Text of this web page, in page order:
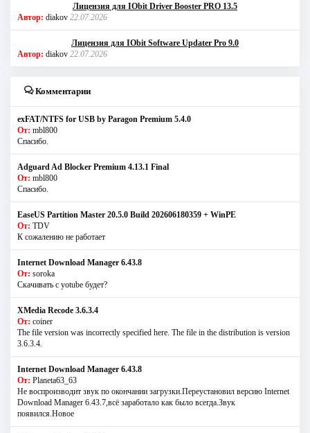
Лицензия для IObit Driver Booster PRO 13.5
Автор: diakov 22.07.2026
Лицензия для IObit Software Updater Pro 9.0
Автор: diakov 22.07.2026
Комментарии
exFAT/NTFS for USB by Paragon Premium 5.4.0
От: mbl800
Спасибо.
Adguard Ad Blocker Premium 4.13.1 Final
От: mbl800
Спасибо.
EaseUS Partition Master 20.5.0 Build 202606180359 + WinPE
От: TDV
К сожалению не работает
Internet Download Manager 6.43.8
От: soroka
Скачивать с yotube будет?
XMedia Recode 3.6.3.4
От: coiner
The file version was incorrectly specified here. The file in the distribution is version
3.6.3.4.
Internet Download Manager 6.43.8
От: Planeta63_63
Не воспроизводит звук по окончании загрузки.Переустановил версию Internet
Download Manager 6.43.7,всё заработало как было всегда.Звук
появился.Новое